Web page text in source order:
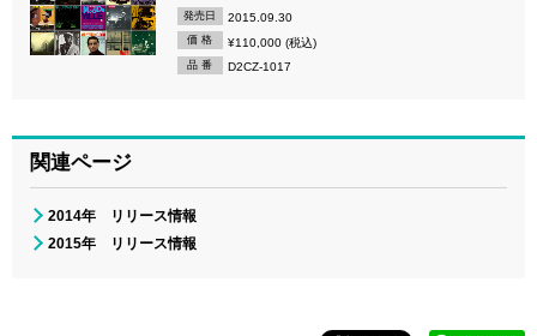
発売日 2015.09.30
価 格 ¥110,000 (税込)
品 番 D2CZ-1017
関連ページ
2014年 リリース情報
2015年 リリース情報